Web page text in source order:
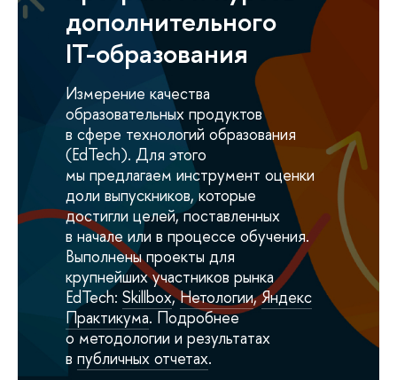
дополнительного
IT-образования
Измерение качества
образовательных продуктов
в сфере технологий образования
(EdTech). Для этого
мы предлагаем инструмент оценки
доли выпускников, которые
достигли целей, поставленных
в начале или в процессе обучения.
Выполнены проекты для
крупнейших участников рынка
EdTech: Skillbox,Нетологии,Яндекс
Практикума. Подробнее
о методологии и результатах
в публичных отчетах.